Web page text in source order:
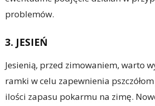
problemów.
3. JESIEŃ
Jesienią, przed zimowaniem, warto
ramki w celu zapewnienia
ilości zapasu pokarmu na zimę.